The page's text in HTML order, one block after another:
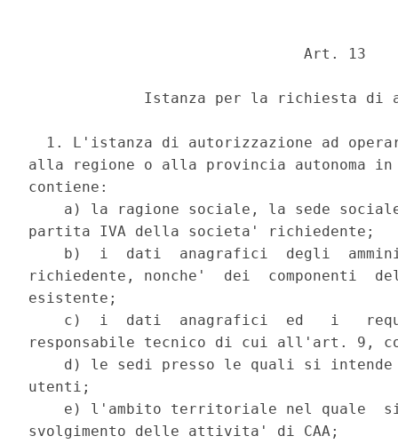
                               Art. 13
Istanza per la richiesta di
1. L'istanza di autorizzazione ad
alla regione o alla provincia autonoma in
contiene:
a) la ragione sociale, la sede
partita IVA della societa' richiedente;
b)  i  dati  anagrafici  degli
richiedente, nonche'  dei  componenti
esistente;
c)  i  dati  anagrafici  ed   i
responsabile tecnico di cui all'art. 9,
d) le sedi presso le quali si
utenti;
e) l'ambito territoriale nel quale
svolgimento delle attivita' di CAA;